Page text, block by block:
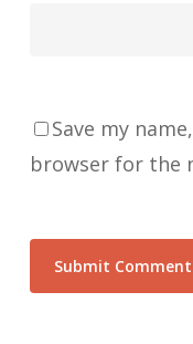
Save my
browser for the